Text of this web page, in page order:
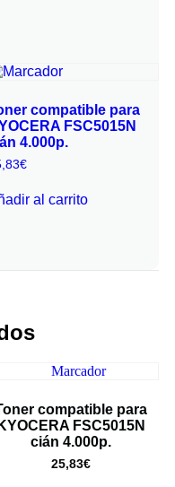
compatible para
FSC5015N
4.000p.
€
al carrito
compatible para
KYOCERA FSC5015N
cián 4.000p.
25,83€